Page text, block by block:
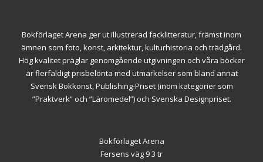
Bokförlaget Arena ger ut illustrerad facklitteratur, främst inom
ämnen som foto, konst, arkitektur, kulturhistoria och trädgård.
Hög kvalitet präglar genomgående utgivningen och våra böcker
är flerfaldigt prisbelönta med utmärkelser som bland annat
Svensk Bokkonst, Publishing-Priset (inom kategorier som
”Praktverk” och ”Läromedel”) och Svenska Designpriset.
Bokförlaget Arena
Fersens väg 9 3 tr